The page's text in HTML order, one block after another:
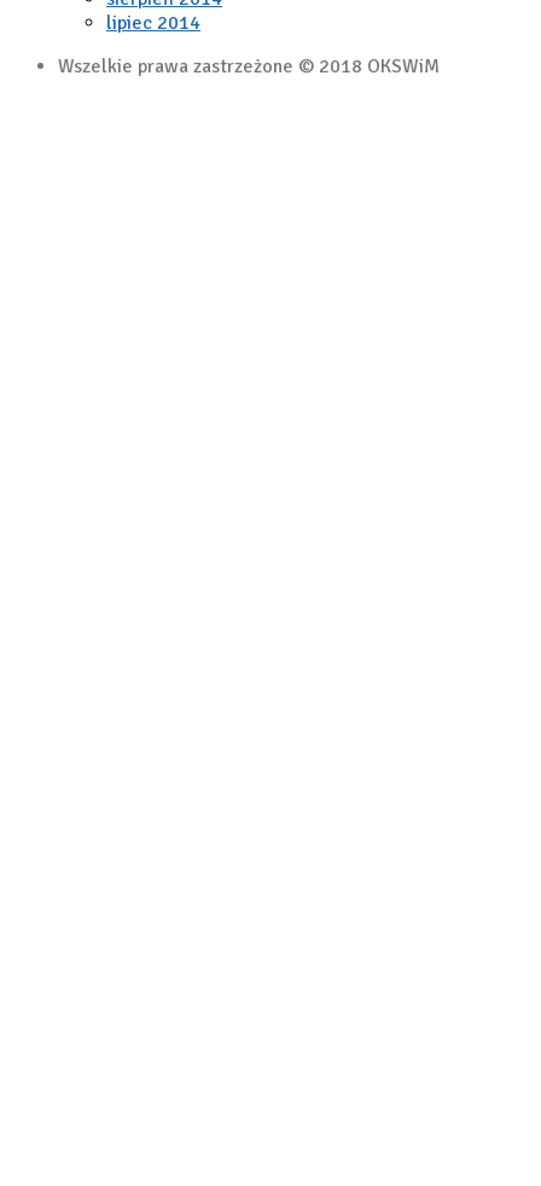
lipiec 2014
Wszelkie prawa zastrzeżone © 2018 OKSWiM